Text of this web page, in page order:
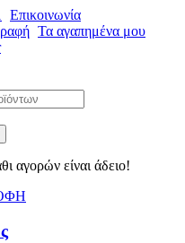
Επικοινωνία
Τα αγαπημένα μου
αγορών είναι άδειο!